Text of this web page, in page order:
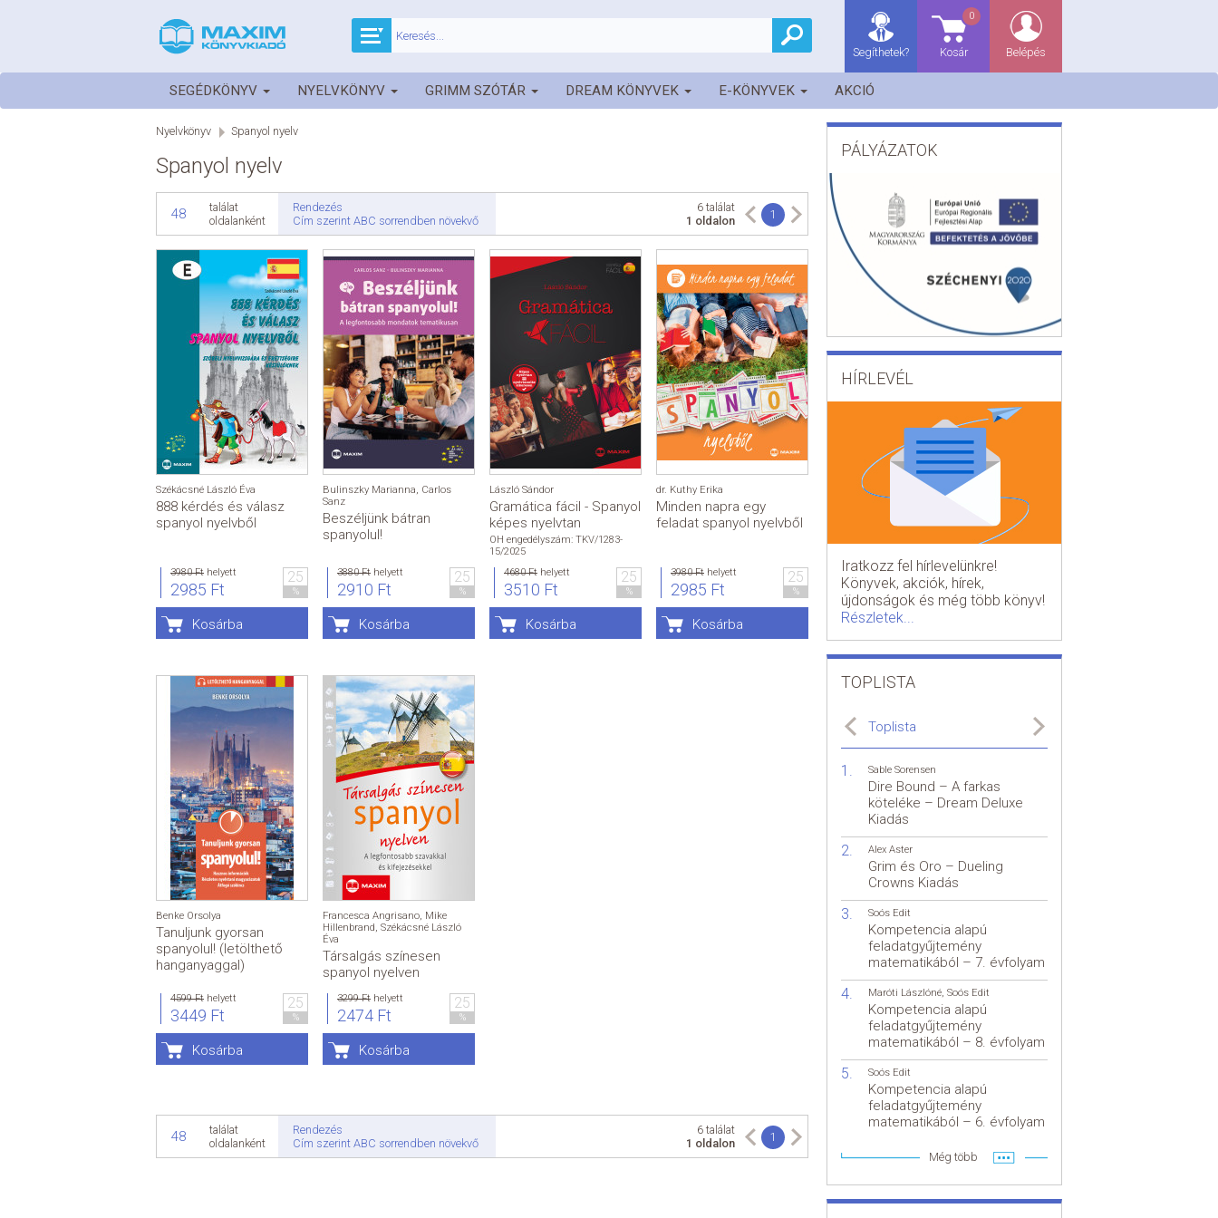
Belépés
Kosár
0
Segíthetek?
SEGÉDKÖNYV NYELVKÖNYV GRIMM SZÓTÁR DREAM KÖNYVEK E-KÖNYVEK AKCIÓ
Nyelvkönyv Spanyol nyelv
Spanyol nyelv
48
találat
oldalanként
Rendezés
Cím szerint ABC sorrendben növekvő
1
6 találat
1 oldalon
Székácsné László Éva
888 kérdés és válasz
spanyol nyelvből
3980 Ft helyett
2985 Ft
25
%
Kosárba
Bulinszky Marianna, Carlos
Sanz
Beszéljünk bátran
spanyolul!
3880 Ft helyett
2910 Ft
25
%
Kosárba
László Sándor
Gramática fácil - Spanyol
képes nyelvtan
OH engedélyszám: TKV/1283-
15/2025
4680 Ft helyett
3510 Ft
25
%
Kosárba
dr. Kuthy Erika
Minden napra egy
feladat spanyol nyelvből
3980 Ft helyett
2985 Ft
25
%
Kosárba
Benke Orsolya
Tanuljunk gyorsan
spanyolul! (letölthető
hanganyaggal)
4599 Ft helyett
3449 Ft
25
%
Kosárba
Francesca Angrisano, Mike
Hillenbrand, Székácsné László
Éva
Társalgás színesen
spanyol nyelven
3299 Ft helyett
2474 Ft
25
%
Kosárba
48
találat
oldalanként
Rendezés
Cím szerint ABC sorrendben növekvő
1
6 találat
1 oldalon
PÁLYÁZATOK
HÍRLEVÉL
Iratkozz fel hírlevelünkre!
Könyvek, akciók, hírek,
újdonságok és még több könyv!
Részletek...
TOPLISTA
Toplista
Sable Sorensen
Dire Bound – A farkas
köteléke – Dream Deluxe
Kiadás
Alex Aster
Grim és Oro – Dueling
Crowns Kiadás
Soós Edit
Kompetencia alapú
feladatgyűjtemény
matematikából – 7. évfolyam
Maróti Lászlóné, Soós Edit
Kompetencia alapú
feladatgyűjtemény
matematikából – 8. évfolyam
Soós Edit
Kompetencia alapú
feladatgyűjtemény
matematikából – 6. évfolyam
Még több